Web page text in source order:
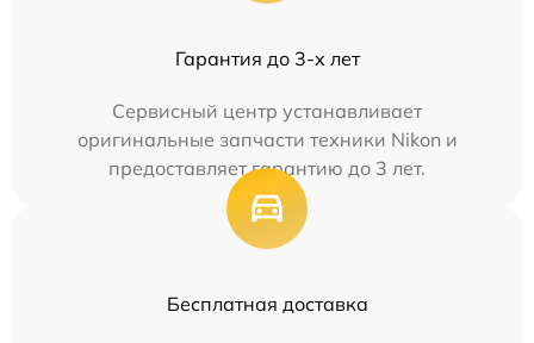
Гарантия до 3-х лет
Сервисный центр устанавливает
оригинальные запчасти техники Nikon и
предоставляет гарантию до 3 лет.
Бесплатная доставка